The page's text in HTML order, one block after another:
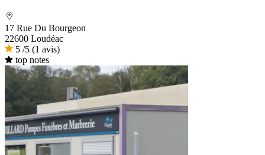
17 Rue Du Bourgeon
22600 Loudéac
5 /5 (1 avis)
top notes